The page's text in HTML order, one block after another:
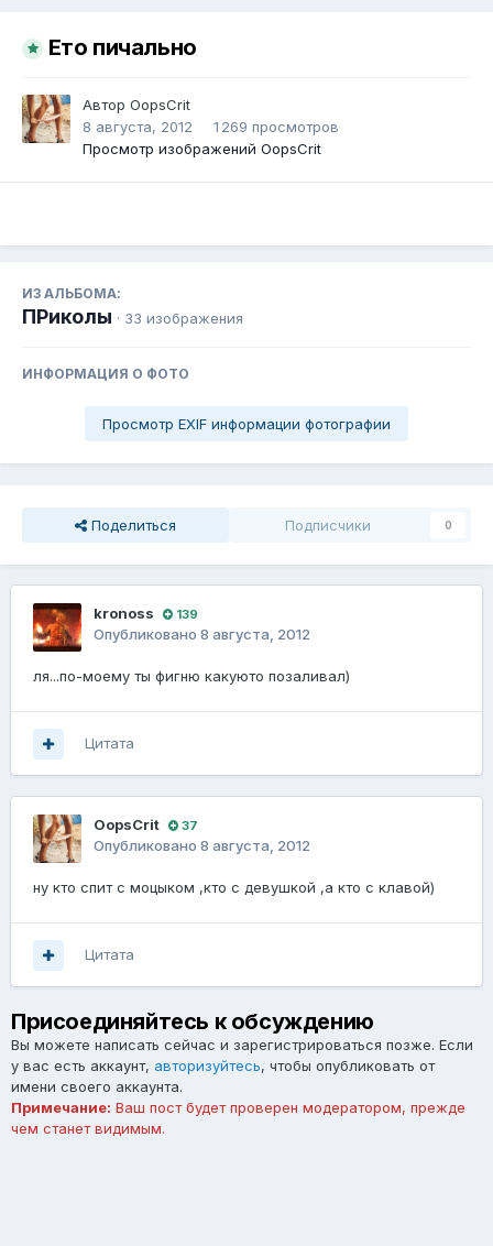
Ето пичально
Автор OopsCrit
8 августа, 2012
1 269 просмотров
Просмотр изображений OopsCrit
ИЗ АЛЬБОМА:
ПРиколы · 33 изображения
ИНФОРМАЦИЯ О ФОТО
Просмотр EXIF информации фотографии
Поделиться Подписчики 0
kronoss 139
Опубликовано 8 августа, 2012
ля...по-моему ты фигню какуюто позаливал)
Цитата
OopsCrit 37
Опубликовано 8 августа, 2012
ну кто спит с моцыком ,кто с девушкой ,а кто с клавой)
Цитата
Присоединяйтесь к обсуждению
Вы можете написать сейчас и зарегистрироваться позже. Если
у вас есть аккаунт, авторизуйтесь, чтобы опубликовать от
имени своего аккаунта.
Примечание: Ваш пост будет проверен модератором, прежде
чем станет видимым.